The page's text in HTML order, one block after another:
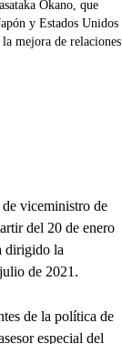
Okano, que
y Estados Unidos
mejora de relaciones
viceministro de
del 20 de enero
dirigido la
de 2021.
de la política de
especial del